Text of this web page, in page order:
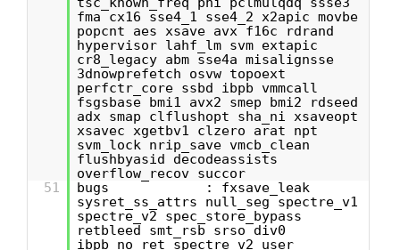
fma cx16 sse4_1 sse4_2 x2apic movbe
popcnt aes xsave avx f16c rdrand
hypervisor lahf_lm svm extapic
cr8_legacy abm sse4a misalignsse
3dnowprefetch osvw topoext
perfctr_core ssbd ibpb vmmcall
fsgsbase bmi1 avx2 smep bmi2 rdseed
adx smap clflushopt sha_ni xsaveopt
xsavec xgetbv1 clzero arat npt
svm_lock nrip_save vmcb_clean
flushbyasid decodeassists
overflow_recov succor
51
bugs : fxsave_leak
sysret_ss_attrs null_seg spectre_v1
spectre_v2 spec_store_bypass
retbleed smt_rsb srso div0
ibpb_no_ret spectre_v2_user